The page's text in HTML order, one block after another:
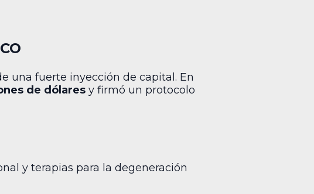
una fuerte inyección de capital. En
de dólares y firmó un protocolo
y terapias para la degeneración